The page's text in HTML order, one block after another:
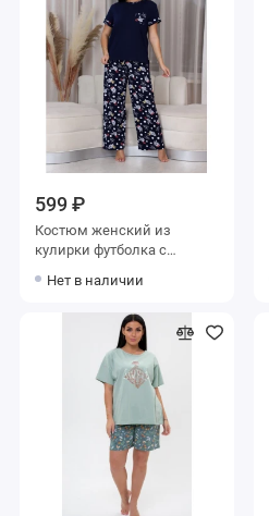
599 ₽
Костюм женский из
кулирки футболка с
Нет в наличии